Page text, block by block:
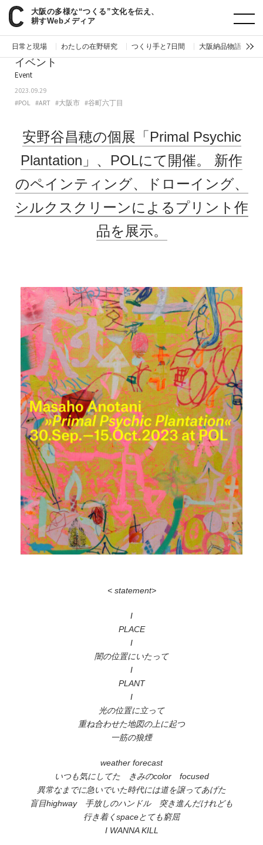
大阪の多様な“つくる”文化を伝え、
耕すWebメディア
日常と現場 わたしの在野研究 つくり手と7日間 大阪納品物語
paperC 今週のイベント
イベント
Event
2023.09.29
#POL #ART #大阪市 #谷町六丁目
安野谷昌穂の個展「Primal Psychic
Plantation」、POLにて開催。
新作
のペインティング、ドローイング、
シルクスクリーンによるプリント作
品を展示。
< statement>
I
PLACE
I
闇の位置にいたって
I
PLANT
I
光の位置に立って
重ね合わせた地図の上に起つ
一筋の狼煙
weather forecast
いつも気にしてた きみのcolor focused
異常なまでに急いでいた時代には道を譲ってあげた
盲目highway 手放しのハンドル 突き進んだけれども
行き着くspaceとても窮屈
I WANNA KILL